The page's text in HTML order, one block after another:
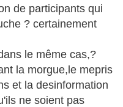
de participants qui
? certainement
le même cas,?
la morgue,le mepris
et la desinformation
ne soient pas